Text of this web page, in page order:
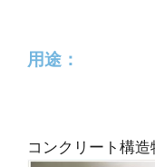
用途：
コンクリート構造